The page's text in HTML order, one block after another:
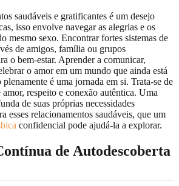
saudáveis e gratificantes é um desejo
isso envolve navegar as alegrias e os
mesmo sexo. Encontrar fortes sistemas de
de amigos, família ou grupos
o bem-estar. Aprender a comunicar,
o amor em um mundo que ainda está
é uma jornada em si. Trata-se de
respeito e conexão autêntica. Uma
de suas próprias necessidades
esses relacionamentos saudáveis, que um
confidencial pode ajudá-la a explorar.
de Autodescoberta